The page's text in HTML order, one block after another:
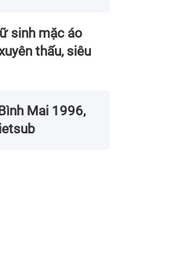
sinh mặc áo
thấu, siêu
Mai 1996,